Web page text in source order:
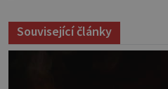
Související články